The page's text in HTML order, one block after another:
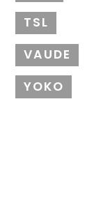
TSL
VAUDE
YOKO